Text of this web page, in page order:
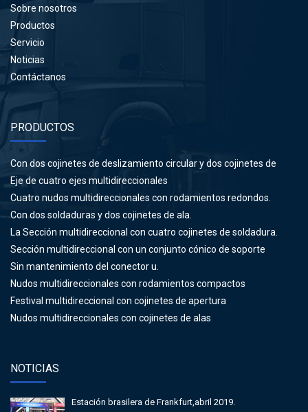
Sobre nosotros
Productos
Servicio
Noticias
Contáctanos
PRODUCTOS
Con dos cojinetes de deslizamiento circular y dos cojinetes de
soldadura.
Eje de cuatro ejes multidireccionales
Cuatro nudos multidireccionales con rodamientos redondos.
Con dos soldaduras y dos cojinetes de ala.
La Sección multidireccional con cuatro cojinetes de soldadura.
Sección multidireccional con un conjunto cónico de soporte
Sin mantenimiento del conector u.
Nudos multidireccionales con rodamientos compactos
Festival multidireccional con cojinetes de apertura
Nudos multidireccionales con cojinetes de alas
NOTICIAS
Estación brasilera de Frankfurt,abril 2019.